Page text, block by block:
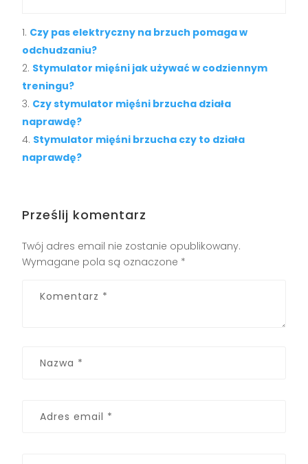
Czy pas elektryczny na brzuch pomaga w
odchudzaniu?
Stymulator mięśni jak używać w codziennym
treningu?
Czy stymulator mięśni brzucha działa
naprawdę?
Stymulator mięśni brzucha czy to działa
naprawdę?
Prześlij komentarz
Twój adres email nie zostanie opublikowany.
Wymagane pola są oznaczone *